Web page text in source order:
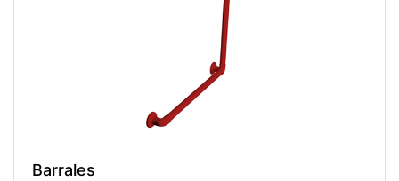
Barrales